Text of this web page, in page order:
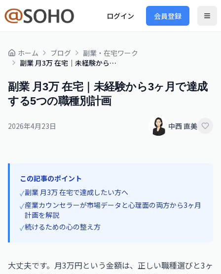
ログイン 会員登録
ホーム ブログ
副業・在宅ワーク
副業 月3万 在宅｜未経験から3ヶ月で達成する5つの職種別計画
副業 月3万 在宅｜未経験から3ヶ月で達成
する5つの職種別計画
2026年4月23日 中西 直美
この記事のポイント
✓副業 月3万 在宅で達成したい方へ
✓産業カウンセラーが市場データと心理面の両方から3ヶ月
計画を解説
✓続けるための心の整え方
大丈夫です。月3万円という金額は、正しい職種選びと3ヶ